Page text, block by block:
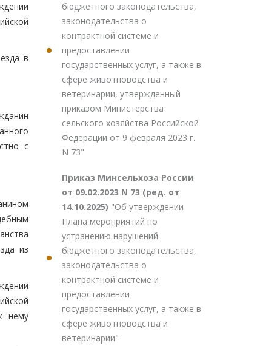
в
с
из
нему
бюджетного законодательства,
законодательства о
контрактной системе и
предоставлении
государственных услуг, а также в
сфере животноводства и
ветеринарии, утвержденный
приказом Министерства
сельского хозяйства Российской
Федерации от 9 февраля 2023 г.
N 73"
Приказ Минсельхоза России
от 09.02.2023 N 73 (ред. от
14.10.2025) "Об утверждении
Плана мероприятий по
устранению нарушений
бюджетного законодательства,
законодательства о
контрактной системе и
предоставлении
государственных услуг, а также в
сфере животноводства и
ветеринарии"